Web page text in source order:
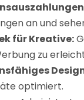
an und
für Kreative:
zu
optimiert.